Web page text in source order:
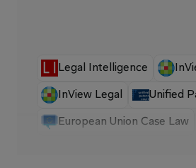
Legal Intelligence
InView Legal Unified
European Union Case Law